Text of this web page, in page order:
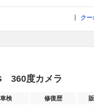
クー
360度カメラ
車検 修復歴